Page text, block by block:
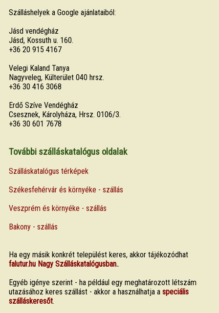
Szálláshelyek a Google ajánlataiból:
Jásd vendégház
Jásd, Kossuth u. 160.
+36 20 915 4167
Velegi Kaland Tanya
Nagyveleg, Külterület 040 hrsz.
+36 30 416 3068
Erdő Szíve Vendégház
Csesznek, Károlyháza, Hrsz. 0106/3.
+36 30 601 7678
További szálláskatalógus oldalak
Szálláskatalógus térképek
Székesfehérvár és környéke - szállás
Veszprém és környéke - szállás
Bakony - szállás
Ha egy másik konkrét települést keres, akkor tájékozódhat
falutur.hu Nagy Szálláskatalógusban..
Egyéb igénye szerint - ha például egy meghatározott létszám
utazásához keres szállást - akkor a használhatja a speciális
szálláskeresőt.